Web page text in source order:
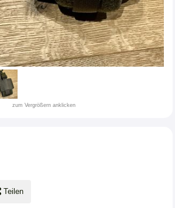
zum Vergrößern anklicken
Teilen